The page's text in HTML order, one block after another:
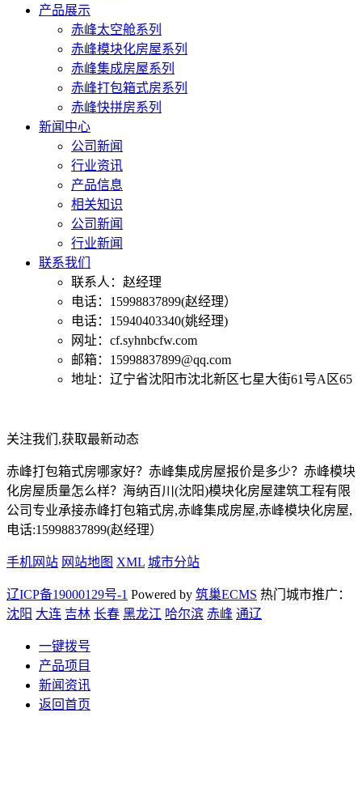
产品展示
赤峰太空舱系列
赤峰模块化房屋系列
赤峰集成房屋系列
赤峰打包箱式房系列
赤峰快拼房系列
新闻中心
公司新闻
行业资讯
产品信息
相关知识
公司新闻
行业新闻
联系我们
联系人：赵经理
电话：15998837899(赵经理）
电话：15940403340(姚经理)
网址：cf.syhnbcfw.com
邮箱：15998837899@qq.com
地址：辽宁省沈阳市沈北新区七星大街61号A区65
关注我们,获取最新动态
赤峰打包箱式房哪家好？赤峰集成房屋报价是多少？赤峰模块
化房屋质量怎么样？海纳百川(沈阳)模块化房屋建筑工程有限
公司专业承接赤峰打包箱式房,赤峰集成房屋,赤峰模块化房屋,
电话:15998837899(赵经理）
手机网站 网站地图 XML 城市分站
辽ICP备19000129号-1 Powered by 筑巢ECMS 热门城市推广：
沈阳 大连 吉林 长春 黑龙江 哈尔滨 赤峰 通辽
一键拨号
产品项目
新闻资讯
返回首页